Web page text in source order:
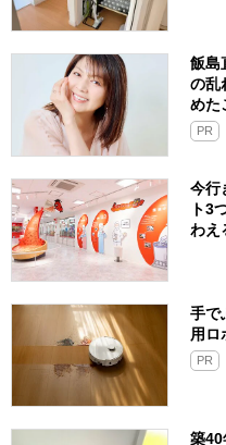
飯島
の乱
めた
PR
今行
ト3
わえ
手で
用ロ
PR
築40